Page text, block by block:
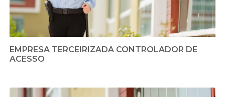
EMPRESA TERCEIRIZADA CONTROLADOR DE
ACESSO